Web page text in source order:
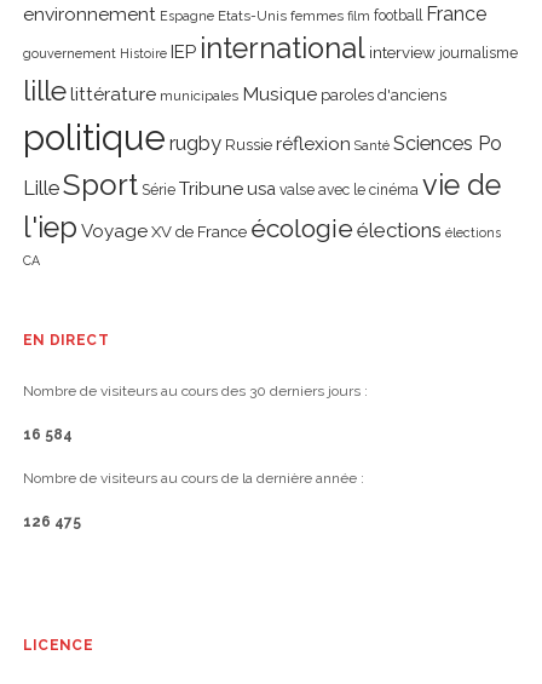
environnement Espagne Etats-Unis femmes film football France
gouvernement Histoire IEP international interview journalisme
lillelittérature municipales Musique paroles d'anciens
politique rugby Russie réflexion Santé Sciences Po
LilleSport Série Tribune usa valse avec le cinéma vie de
l'iep Voyage XV de France écologie élections élections
CA
EN DIRECT
Nombre de visiteurs au cours des 30 derniers jours :
16 584
Nombre de visiteurs au cours de la dernière année :
126 475
LICENCE